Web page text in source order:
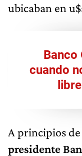
ubicaban en
Banco
cuando
A principios de
presidente